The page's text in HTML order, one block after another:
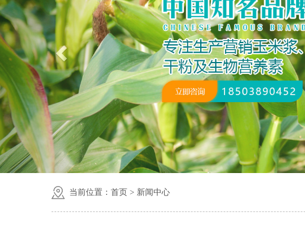
当前位置： 首页 > 新闻中心